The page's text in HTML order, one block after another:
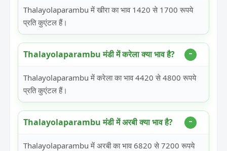
Thalayolaparambu में खीरा का भाव 1420 से 1700 रूपये
प्रति कुएंटल हैं।
Thalayolaparambu मंडी में करेला क्या भाव है?
Thalayolaparambu में करेला का भाव 4420 से 4800 रूपये
प्रति कुएंटल हैं।
Thalayolaparambu मंडी में अरबी क्या भाव है?
Thalayolaparambu में अरबी का भाव 6820 से 7200 रूपये